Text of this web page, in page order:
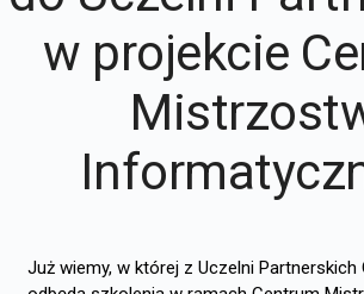
w projekcie
Już wiemy, w której z Uczelni Partnerskich